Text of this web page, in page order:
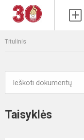
Titulinis
Taisyklės